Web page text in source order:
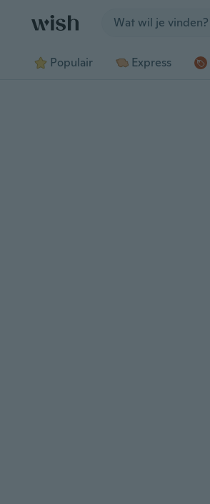
Populair Express